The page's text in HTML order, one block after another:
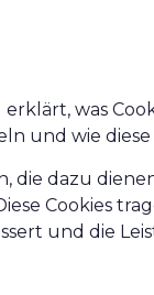
erklärt, was
und wie
die dazu
Cookies
und die